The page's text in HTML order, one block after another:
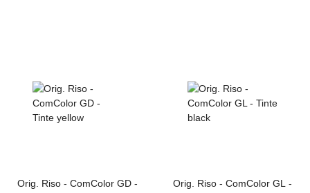
Orig. Riso - ComColor GD -
Orig. Riso - ComColor GL -